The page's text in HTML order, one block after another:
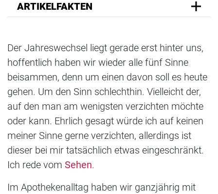
ARTIKELFAKTEN
Der Jahreswechsel liegt gerade erst hinter uns,
hoffentlich haben wir wieder alle fünf Sinne
beisammen, denn um einen davon soll es heute
gehen. Um den Sinn schlechthin. Vielleicht der,
auf den man am wenigsten verzichten möchte
oder kann. Ehrlich gesagt würde ich auf keinen
meiner Sinne gerne verzichten, allerdings ist
dieser bei mir tatsächlich etwas eingeschränkt.
Ich rede vom Sehen.
Im Apothekenalltag haben wir ganzjährig mit